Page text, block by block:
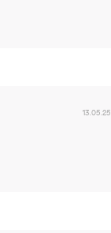
13.05.25